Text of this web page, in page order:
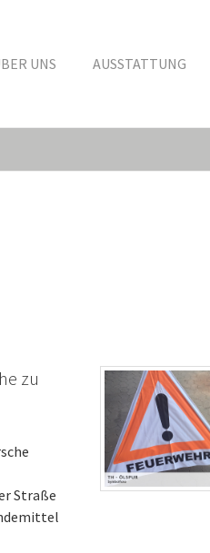
UNS AUSSTATTUNG
zu
Straße